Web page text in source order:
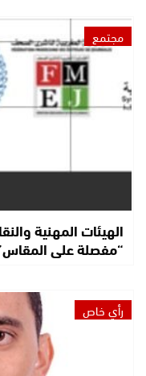
مجتمع
الهيئات المهنية
“مفصلة على
رأي خاص